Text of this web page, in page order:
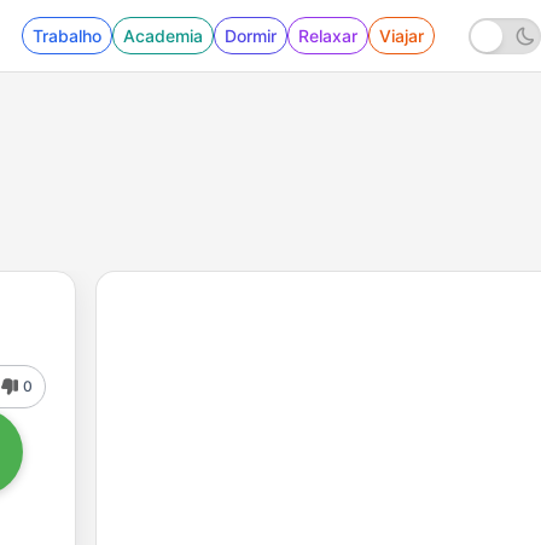
Trabalho Academia Dormir Relaxar Viajar
0